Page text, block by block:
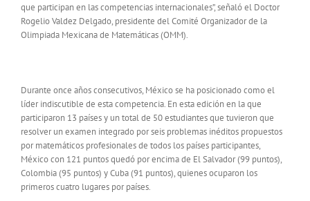
que participan en las competencias internacionales”, señaló el Doctor
Rogelio Valdez Delgado, presidente del Comité Organizador de la
Olimpiada Mexicana de Matemáticas (OMM).
Durante once años consecutivos, México se ha posicionado como el
líder indiscutible de esta competencia. En esta edición en la que
participaron 13 países y un total de 50 estudiantes que tuvieron que
resolver un examen integrado por seis problemas inéditos propuestos
por matemáticos profesionales de todos los países participantes,
México con 121 puntos quedó por encima de El Salvador (99 puntos),
Colombia (95 puntos) y Cuba (91 puntos), quienes ocuparon los
primeros cuatro lugares por países.